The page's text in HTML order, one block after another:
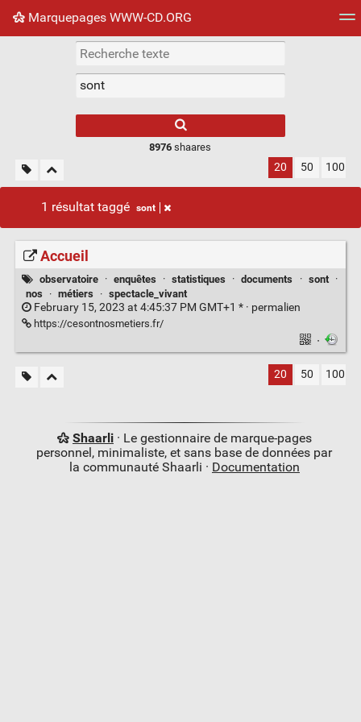
Marquepages WWW-CD.ORG
Nuage de tags Mur d'images
8976 shaares
20 50 100
1 résultat taggé sont
Accueil
observatoire · enquêtes · statistiques · documents · sont
·
nos
· métiers · spectacle_vivant
February 15, 2023 at 4:45:37 PM GMT+1 * · permalien
https://cesontnosmetiers.fr/
·
20 50 100
Shaarli· Le gestionnaire de marque-pages
personnel, minimaliste, et sans base de données par
la communauté Shaarli · Documentation